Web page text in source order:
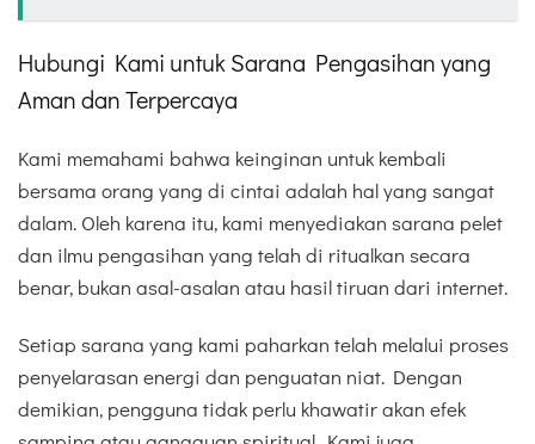
Hubungi Kami untuk Sarana Pengasihan yang
Aman dan Terpercaya
Kami memahami bahwa keinginan untuk kembali
bersama orang yang di cintai adalah hal yang sangat
dalam. Oleh karena itu, kami menyediakan sarana pelet
dan ilmu pengasihan yang telah di ritualkan secara
benar, bukan asal-asalan atau hasil tiruan dari internet.
Setiap sarana yang kami paharkan telah melalui proses
penyelarasan energi dan penguatan niat. Dengan
demikian, pengguna tidak perlu khawatir akan efek